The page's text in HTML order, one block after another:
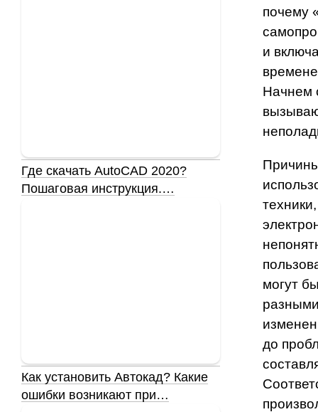
почему
и
Начнем
могут
до
Где скачать AutoCAD 2020?
Пошаговая инструкция.…
Как установить Автокад? Какие
ошибки возникают при…